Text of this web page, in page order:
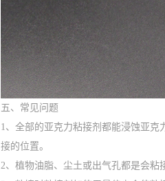
五、常见问题
1、全部的亚克力粘接剂都能浸蚀亚
接的位置。
2、植物油脂、尘土或出气孔都是会粘